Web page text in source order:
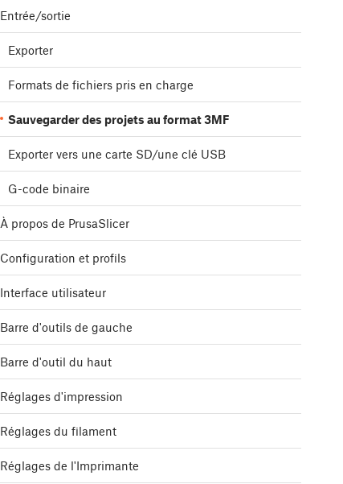
Entrée/sortie
Exporter
Formats de fichiers pris en charge
Sauvegarder des projets au format 3MF
Exporter vers une carte SD/une clé USB
G-code binaire
À propos de PrusaSlicer
Configuration et profils
Interface utilisateur
Barre d'outils de gauche
Barre d'outil du haut
Réglages d'impression
Réglages du filament
Réglages de l'Imprimante